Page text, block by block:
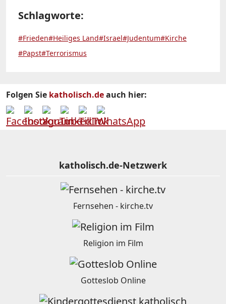
Schlagworte:
#Frieden#Heiliges Land#Israel#Judentum#Kirche
#Papst#Terrorismus
Folgen Sie katholisch.deauch hier:
katholisch.de-Netzwerk
Fernsehen - kirche.tv
Religion im Film
Gotteslob Online